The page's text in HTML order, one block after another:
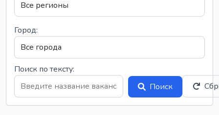
Город:
Поиск по тексту:
Поиск